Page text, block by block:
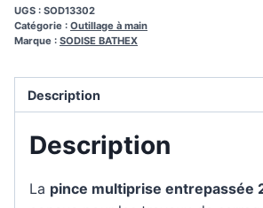
UGS : SOD13302
Catégorie : Outillage à main
Marque : SODISE BATHEX
Description
Description
La pince multiprise entrepassée